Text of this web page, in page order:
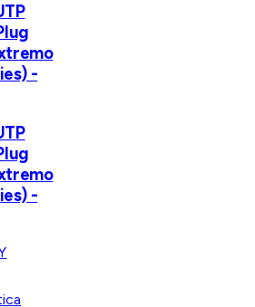
-
-